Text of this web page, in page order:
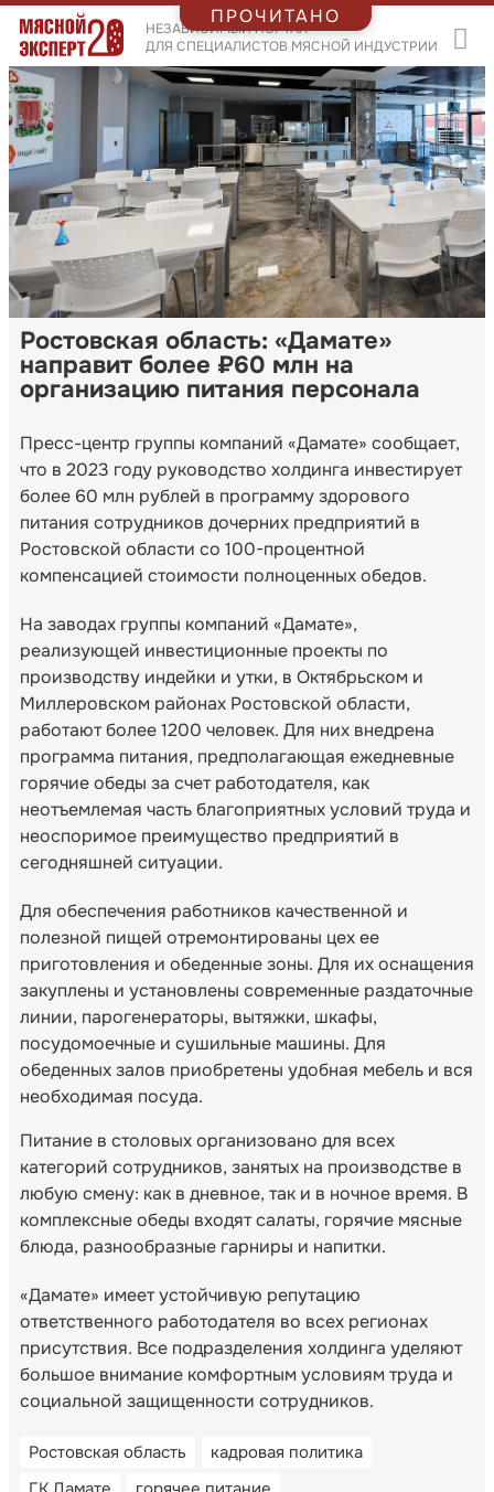
НЕЗАВИСИМЫЙ ПОРТАЛ
ДЛЯ СПЕЦИАЛИСТОВ МЯСНОЙ ИНДУСТРИИ
Ростовская область: «Дамате»
направит более ₽60 млн на
организацию питания персонала
Пресс-центр группы компаний «Дамате» сообщает,
что в 2023 году руководство холдинга инвестирует
более 60 млн рублей в программу здорового
питания сотрудников дочерних предприятий в
Ростовской области со 100-процентной
компенсацией стоимости полноценных обедов.
На заводах группы компаний «Дамате»,
реализующей инвестиционные проекты по
производству индейки и утки, в Октябрьском и
Миллеровском районах Ростовской области,
работают более 1200 человек. Для них внедрена
программа питания, предполагающая ежедневные
горячие обеды за счет работодателя, как
неотъемлемая часть благоприятных условий труда и
неоспоримое преимущество предприятий в
сегодняшней ситуации.
Для обеспечения работников качественной и
полезной пищей отремонтированы цех ее
приготовления и обеденные зоны. Для их оснащения
закуплены и установлены современные раздаточные
линии, парогенераторы, вытяжки, шкафы,
посудомоечные и сушильные машины. Для
обеденных залов приобретены удобная мебель и вся
необходимая посуда.
Питание в столовых организовано для всех
категорий сотрудников, занятых на производстве в
любую смену: как в дневное, так и в ночное время. В
комплексные обеды входят салаты, горячие мясные
блюда, разнообразные гарниры и напитки.
«Дамате» имеет устойчивую репутацию
ответственного работодателя во всех регионах
присутствия. Все подразделения холдинга уделяют
большое внимание комфортным условиям труда и
социальной защищенности сотрудников.
Ростовская область
кадровая политика
ПРОЧИТАНО